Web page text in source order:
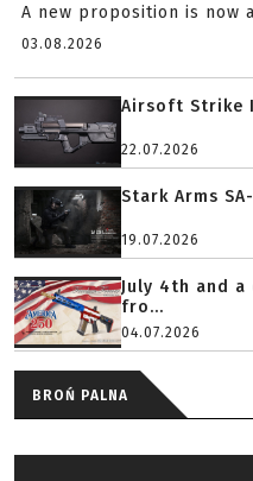
A new proposition is now
03.08.2026
Airsoft Strike
22.07.2026
Stark Arms
19.07.2026
July 4th and
fro...
04.07.2026
BROŃ PALNA